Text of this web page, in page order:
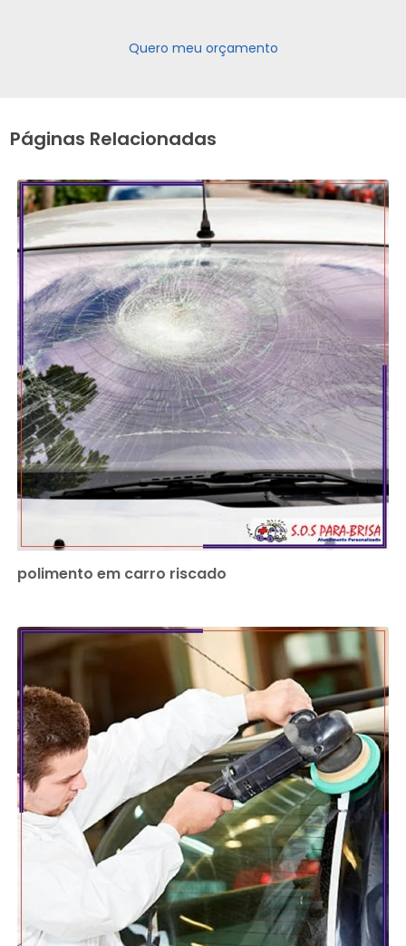
Quero meu orçamento
Páginas Relacionadas
polimento em carro riscado